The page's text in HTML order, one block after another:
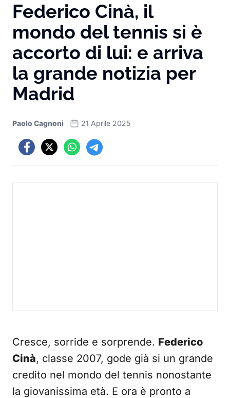
Federico Cinà, il
mondo del tennis si è
accorto di lui: e arriva
la grande notizia per
Madrid
Paolo Cagnoni 21 Aprile 2025
Cresce, sorride e sorprende. Federico
Cinà, classe 2007, gode già si un grande
credito nel mondo del tennis nonostante
la giovanissima età. E ora è pronto a